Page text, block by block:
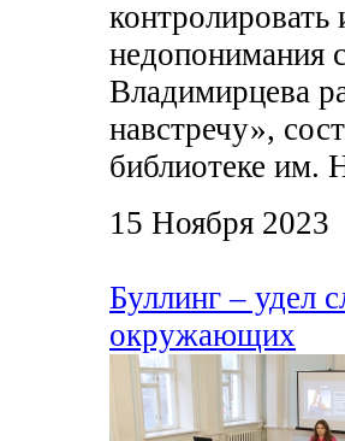
недопонимания
Владимирцева
навстречу»,
библиотеке им.
15 Ноября 2023
Буллинг – удел
окружающих